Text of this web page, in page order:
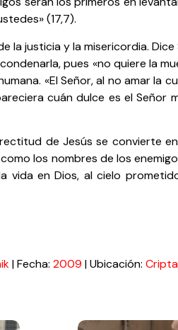
(17,7).
la justicia y la misericordia.
pues «no quiere la
«El Señor, al no amar la
cuán dulce es el Señor
de Jesús se convierte
los nombres de los
en Dios, al cielo
| Fecha: 2009 | Ubicación: